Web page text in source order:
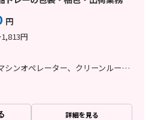
円
円
梱包・仕分け、マシンオペレーター、クリーンルーム、フォークリフト、玉掛け・クレーン
詳細を見る